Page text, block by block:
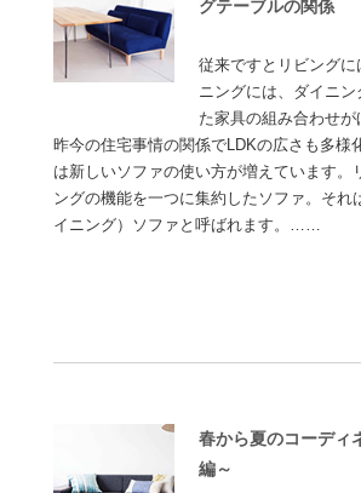
グテーブルの関係
従来ですとリビングに
ニングには、ダイニン
た家具の組み合わせが
昨今の住宅事情の関係でLDKの広さも多様
は新しいソファの使い方が増えています。
ングの機能を一つに集約したソファ。それ
イニング）ソファと呼ばれます。……
春から夏のコーディ
編～